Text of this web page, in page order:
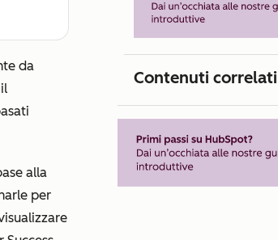
da
alla
per
Contenuti correlati